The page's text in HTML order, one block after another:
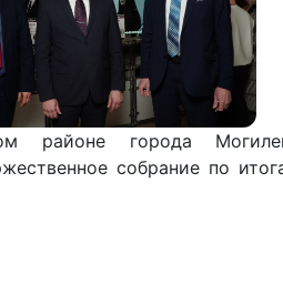
районе города
собрание по